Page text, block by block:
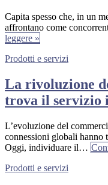
Capita spesso che, in un
affrontano come
leggere »
Prodotti e servizi
La rivoluzione
trova il servizio
L’evoluzione del
connessioni globali hanno
Oggi, individuare il…
Prodotti e servizi